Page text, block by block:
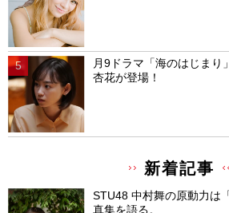
月9ドラマ「海のはじまり
杏花が登場！
新着記事
STU48 中村舞の原動力は
真集を語る。